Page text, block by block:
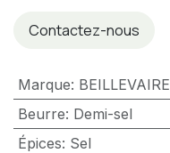
Contactez-nous
Marque: BEILLEVAIRE
Beurre: Demi-sel
Épices: Sel